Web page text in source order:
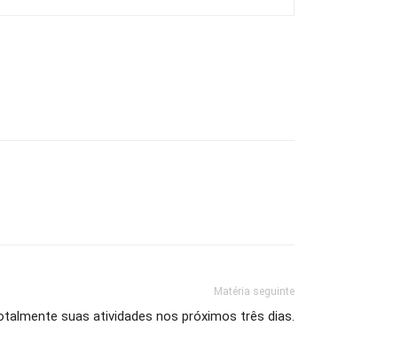
Matéria seguinte
suas atividades nos próximos três dias.